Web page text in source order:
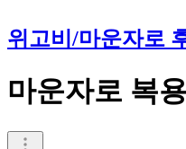
위고비/마운자로
마운자로 복